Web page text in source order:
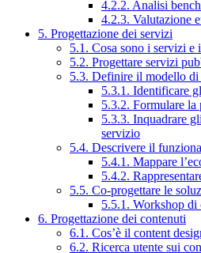
4.2.2. Analisi
4.2.3. Valutazione
5. Progettazione dei servizi
5.1. Cosa sono i servizi e
5.2. Progettare servizi
5.3. Definire il modello di
5.3.1. Identificare
5.3.2. Formulare la
5.3.3. Inquadrare
servizio
5.4. Descrivere il
5.4.1. Mappare
5.4.2.
5.5. Co-progettare le
5.5.1. Workshop di
6. Progettazione dei contenuti
6.1. Cos’è il content
6.2. Ricerca utente sui